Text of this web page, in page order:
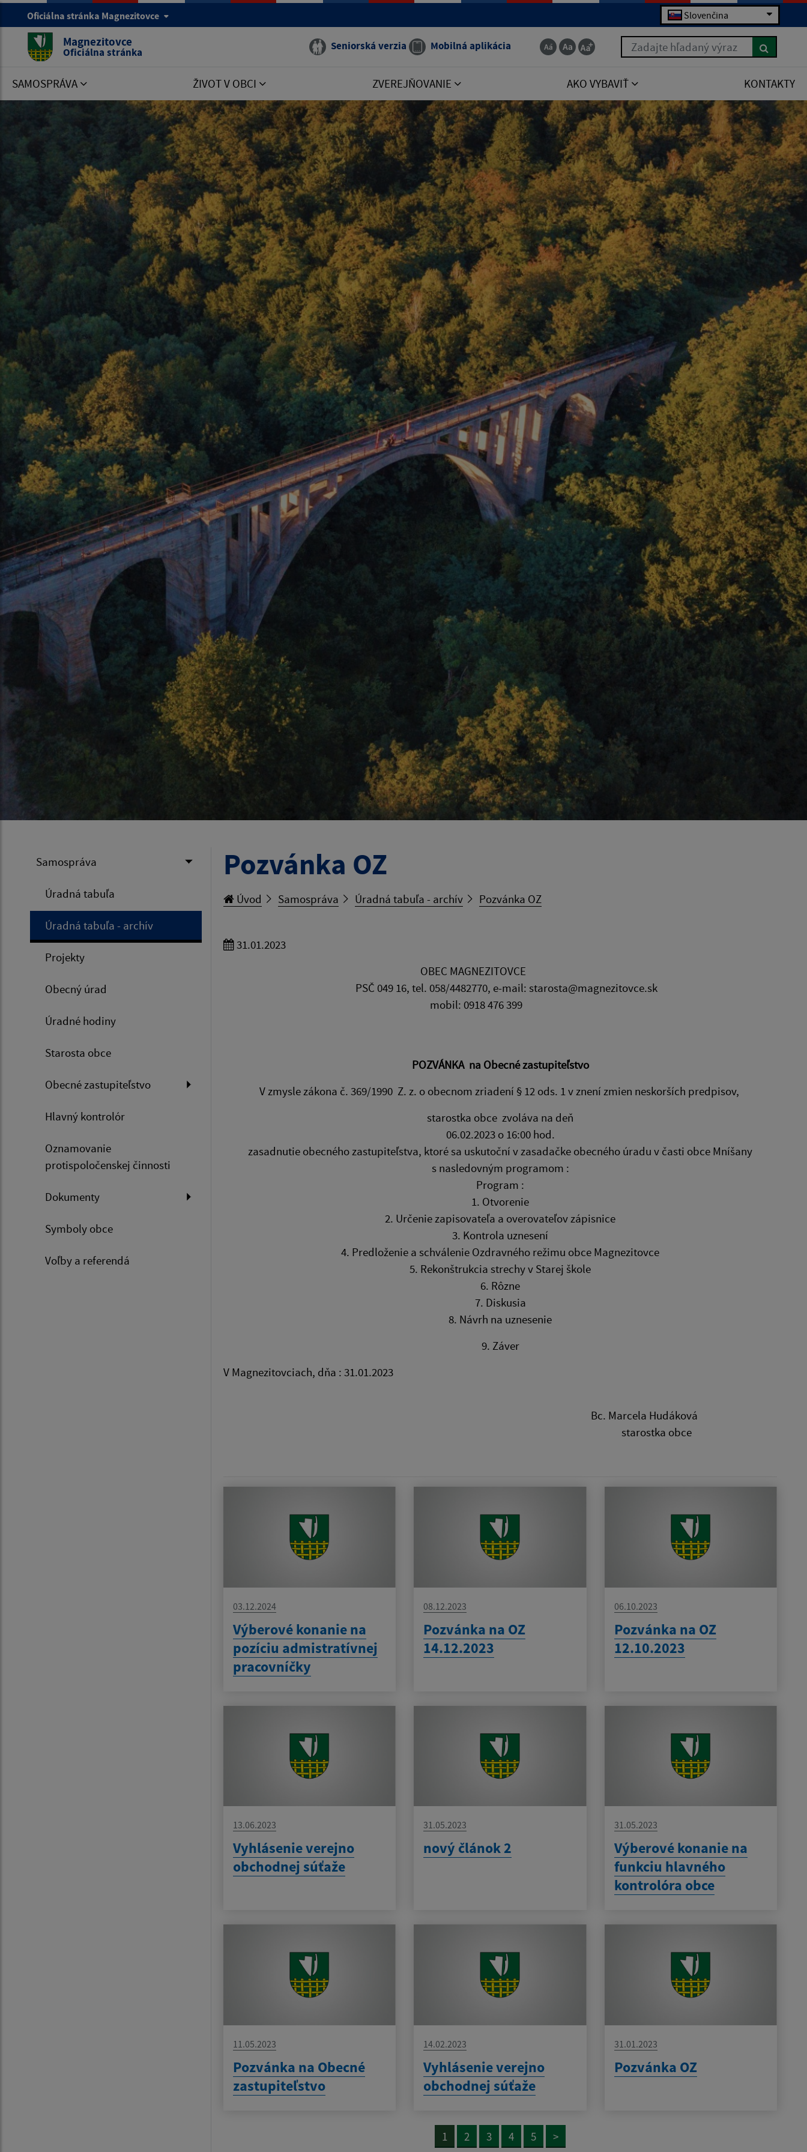
Oficiálna stránka Magnezitovce Slovenčina
Magnezitovce
Oficiálna stránka Seniorská verzia Mobilná aplikácia Zadajte hľadaný výraz
SAMOSPRÁVA ŽIVOT V OBCI ZVEREJŇOVANIE AKO VYBAVIŤ KONTAKTY
Samospráva
Úradná tabuľa
Úradná tabuľa - archív
Projekty
Obecný úrad
Úradné hodiny
Starosta obce
Obecné zastupiteľstvo
Hlavný kontrolór
Oznamovanie
protispoločenskej činnosti
Dokumenty
Symboly obce
Voľby a referendá
Pozvánka OZ
Úvod Samospráva Úradná tabuľa - archív Pozvánka OZ
31.01.2023
OBEC MAGNEZITOVCE
PSČ 049 16, tel. 058/4482770, e-mail: starosta@magnezitovce.sk
mobil: 0918 476 399
POZVÁNKA na Obecné zastupiteľstvo
V zmysle zákona č. 369/1990 Z. z. o obecnom zriadení § 12 ods. 1 v znení zmien neskorších predpisov,
starostka obce zvoláva na deň
06.02.2023 o 16:00 hod.
zasadnutie obecného zastupiteľstva, ktoré sa uskutoční v zasadačke obecného úradu v časti obce Mníšany
s nasledovným programom :
Program :
1. Otvorenie
2. Určenie zapisovateľa a overovateľov zápisnice
3. Kontrola uznesení
4. Predloženie a schválenie Ozdravného režimu obce Magnezitovce
5. Rekonštrukcia strechy v Starej škole
6. Rôzne
7. Diskusia
8. Návrh na uznesenie
9. Záver
V Magnezitovciach, dňa : 31.01.2023
Bc. Marcela Hudáková
starostka obce
03.12.2024
Výberové konanie na
pozíciu admistratívnej
pracovníčky
08.12.2023
Pozvánka na OZ
14.12.2023
06.10.2023
Pozvánka na OZ
12.10.2023
13.06.2023
Vyhlásenie verejno
obchodnej súťaže
31.05.2023
nový článok 2
31.05.2023
Výberové konanie na
funkciu hlavného
kontrolóra obce
11.05.2023
Pozvánka na Obecné
zastupiteľstvo
14.02.2023
Vyhlásenie verejno
obchodnej súťaže
31.01.2023
Pozvánka OZ
1 2 3 4 5 >